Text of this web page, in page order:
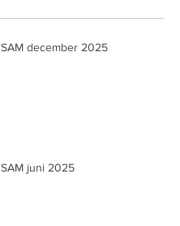
SAM december 2025
SAM juni 2025